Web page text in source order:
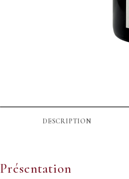
DESCRIPTION
Présentation